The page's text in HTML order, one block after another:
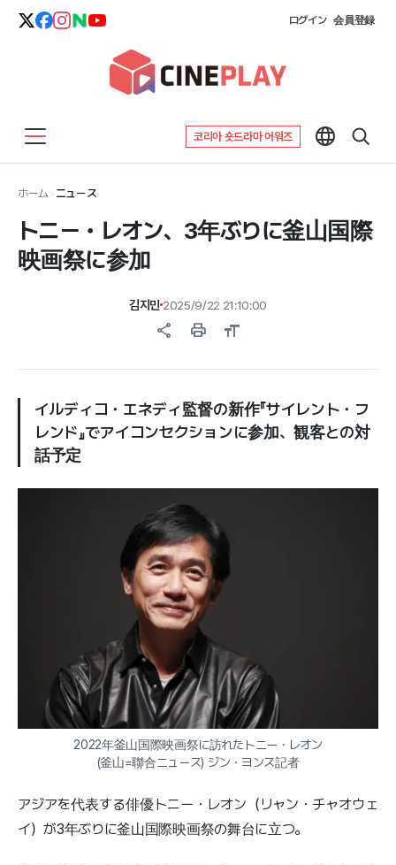
ログイン 会員登録
코리아 숏드라마 어워즈
ホーム>ニュース
トニー・レオン、3年ぶりに釜山国際
映画祭に参加
김지민 2025/9/22 21:10:00
share print format_size
イルディコ・エネディ監督の新作『サイレント・フ
レンド』でアイコンセクションに参加、観客との対
話予定
2022年釜山国際映画祭に訪れたトニー・レオン
(釜山=聯合ニュース) ジン・ヨンス記者
アジアを代表する俳優トニー・レオン（リャン・チャオウェ
イ）が3年ぶりに釜山国際映画祭の舞台に立つ。